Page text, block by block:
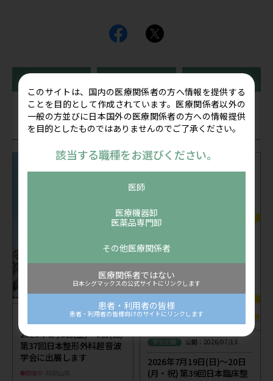
関連記事
公開：2026/07/24
2026年8月8日(土)～9日(日)
第37回日本整形外科超音波
学会に出展します
開催中
学会出展 公開：2026/07/13
2026年7月19日(日)～20日
(月・祝) 第39回日本臨床整
このサイトは、国内の医療関係者の方へ情報を提供する
ことを目的として作成されています。医療関係者以外の
一般の方並びに日本国外の医療関係者の方への情報提供
を目的としたものではありませんのでご了承ください。
該当する職種をお選びください。
医師
医療機器卸
医薬品専門卸
その他医療関係者
医療関係者ではない
日本シグマックスの公式サイトにリンクします
患者・利用者の皆様
患者・利用者の皆様向けのサイトにリンクします